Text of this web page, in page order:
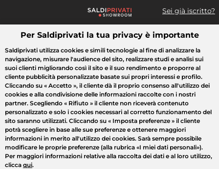
Sei già iscritto?
Cosa cerchi?
Tutte le vendite Moda Casa Bellezza Elettrodomestici
Per Saldiprivati la tua privacy è importante
Saldiprivati utilizza cookies e simili tecnologie al fine di analizzare la
navigazione, misurare l'audience del sito, realizzare studi e analisi sui
suoi clienti migliorando così il sito e il suo rendimento e proporre al
cliente pubblicità personalizzate basate sui propri interessi e profilo.
Cliccando su « Accetto », il cliente dà il proprio consenso all'utilizzo dei
cookies e alla condivisione delle informazioni raccolte con i nostri
partner. Scegliendo « Rifiuto » il cliente non riceverà contenuto
personalizzato e solo i cookies necessari al corretto funzionamento del
sito saranno utilizzati. Cliccando su « Imposta preferenze » il cliente
potrà scegliere in base alle sue preferenze e ottenere maggiori
informazioni in merito all'utilizzo dei cookies. Sarà sempre possibile
modificare le proprie preferenze (alla rubrica «I miei dati personali»).
Per maggiori informazioni relative alla raccolta dei dati e al loro utilizzo,
clicca qui.